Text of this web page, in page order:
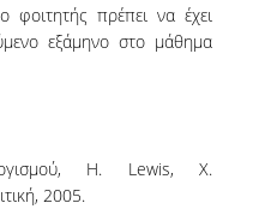
φοιτητής πρέπει να έχει
εξάμηνο στο μάθημα
H. Lewis, Χ.
2005.